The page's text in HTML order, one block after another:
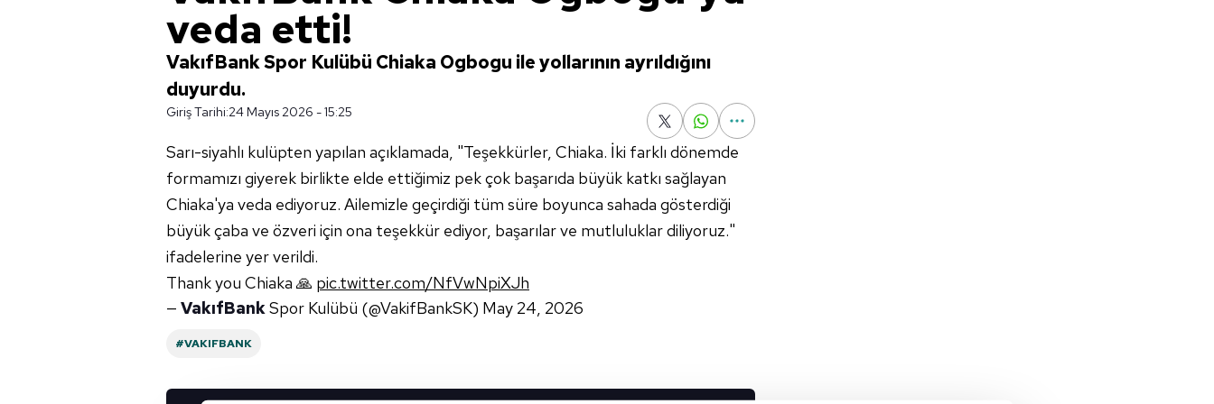
veda etti!
VakıfBank Spor Kulübü Chiaka Ogbogu ile yollarının ayrıldığını
duyurdu.
Giriş Tarihi:24 Mayıs 2026 - 15:25
Sarı-siyahlı kulüpten yapılan açıklamada, "Teşekkürler, Chiaka. İki farklı dönemde
formamızı giyerek birlikte elde ettiğimiz pek çok başarıda büyük katkı sağlayan
Chiaka'ya veda ediyoruz. Ailemizle geçirdiği tüm süre boyunca sahada gösterdiği
büyük çaba ve özveri için ona teşekkür ediyor, başarılar ve mutluluklar diliyoruz."
ifadelerine yer verildi.
Thank you Chiaka 🙏 pic.twitter.com/NfVwNpiXJh
— VakıfBankSpor Kulübü (@VakifBankSK) May 24, 2026
#VAKIFBANK